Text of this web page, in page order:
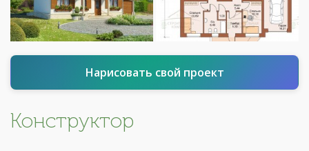
Нарисовать свой проект
Конструктор